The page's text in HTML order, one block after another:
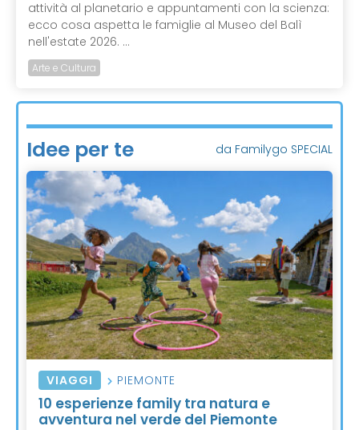
attività al planetario e appuntamenti con la scienza:
ecco cosa aspetta le famiglie al Museo del Balì
nell'estate 2026. ...
Arte e Cultura
Idee per te da Familygo SPECIAL
VIAGGI PIEMONTE
10 esperienze family tra natura e
avventura nel verde del Piemonte